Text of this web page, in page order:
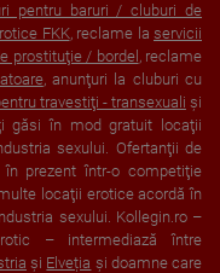
pentru baruri / cluburi de
FKK, reclame la servicii
prostituţie / bordel , reclame
, anunţuri la cluburi cu
travestiţi - transexuali şi
găsi în mod gratuit locaţii
sexului. Ofertanţii de
în prezent într-o competiţie
locaţii erotice acordă în
sexului. Kollegin.ro –
– intermediază între
şi Elveția şi doamne care